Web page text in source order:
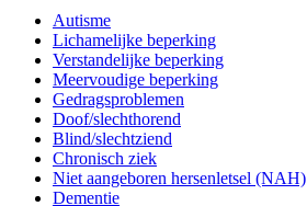
Autisme
Lichamelijke beperking
Verstandelijke beperking
Meervoudige beperking
Gedragsproblemen
Doof/slechthorend
Blind/slechtziend
Chronisch ziek
Niet aangeboren hersenletsel (NAH)
Dementie